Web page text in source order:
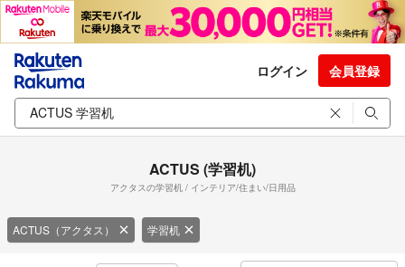
ログイン 会員登録
ACTUS (学習机)
アクタスの学習机 / インテリア/住まい/日用品
ACTUS（アクタス） 学習机